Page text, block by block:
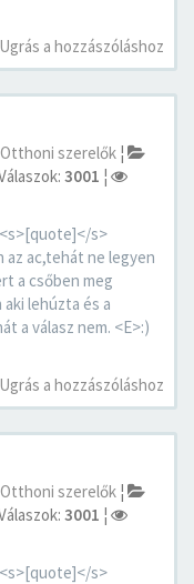
Ugrás a hozzászóláshoz
Otthoni szerelők ¦
3001 ¦
s>
az ac,tehát ne legyen
a csőben meg
lehúzta és a
a válasz nem. <E>:)
Ugrás a hozzászóláshoz
Otthoni szerelők ¦
3001 ¦
s>